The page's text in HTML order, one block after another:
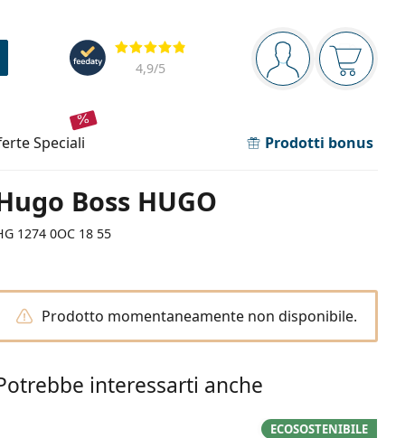
Barra di navigazione
sei connesso
Il
Valutazione
4,9/5
speciali Prodotti bonus
Boss HUGO
1274 0OC 18 55
Prodotto momentaneamente non disponibile.
interessarti anche
ECOSOSTENIBILE